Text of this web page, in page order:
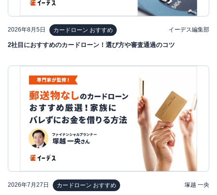
2026年8月5日 カードローン おすすめ イーデス編集部
2社目におすすめのカードローン！選び方や審査通過のコツ
2026年7月27日 カードローン おすすめ 塚越 一央